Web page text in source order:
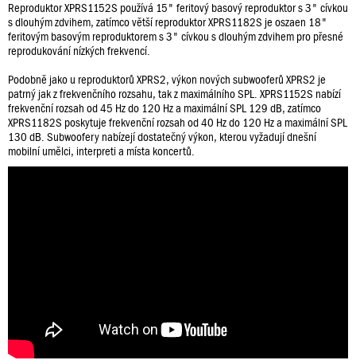
Reproduktor XPRS1152S používá 15" feritový basový reproduktor s 3" cívkou
s dlouhým zdvihem, zatímco větší reproduktor XPRS1182S je oszaen 18"
feritovým basovým reproduktorem s 3" cívkou s dlouhým zdvihem pro přesné
reprodukování nízkých frekvencí.
Podobně jako u reproduktorů XPRS2, výkon nových subwooferů XPRS2 je
patrný jak z frekvenčního rozsahu, tak z maximálního SPL. XPRS1152S nabízí
frekvenční rozsah od 45 Hz do 120 Hz a maximální SPL 129 dB, zatímco
XPRS1182S poskytuje frekvenční rozsah od 40 Hz do 120 Hz a maximální SPL
130 dB. Subwoofery nabízejí dostatečný výkon, kterou vyžadují dnešní
mobilní umělci, interpreti a místa koncertů.